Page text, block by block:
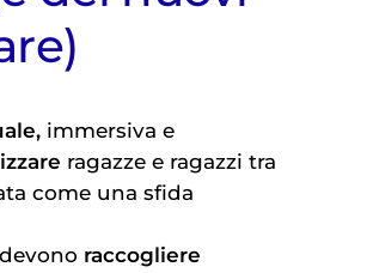
immersiva e
ragazze e ragazzi tra
come una sfida
raccogliere